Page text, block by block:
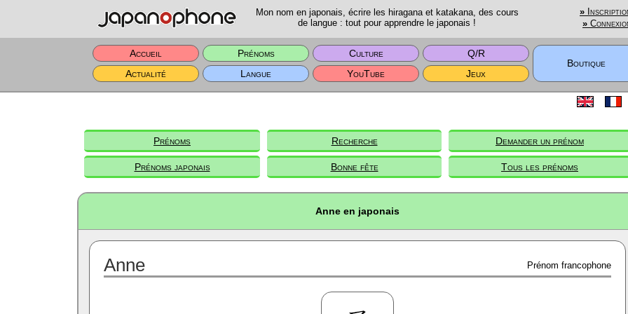
Mon nom en japonais, écrire les hiragana et katakana, des cours
de langue : tout pour apprendre le japonais !
»
»
Accueil Prénoms Culture
Q/R
Boutique
Actualité
Langue YouTube Jeux
Prénoms Recherche Demander un prénom
Prénoms japonais Bonne fête Tous les prénoms
Anne en japonais
Anne Prénom francophone